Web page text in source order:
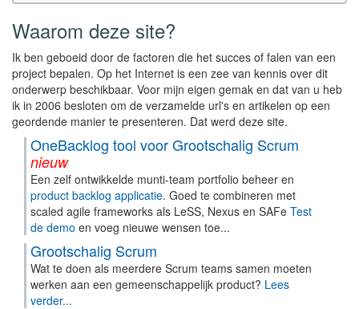
Waarom deze site?
Ik ben geboeid door de factoren die het succes of falen van een
project bepalen. Op het Internet is een zee van kennis over dit
onderwerp beschikbaar. Voor mijn eigen gemak en dat van u heb
ik in 2006 besloten om de verzamelde url's en artikelen op een
geordende manier te presenteren. Dat werd deze site.
OneBacklog tool voor Grootschalig Scrum
nieuw
Een zelf ontwikkelde munti-team portfolio beheer en
product backlog applicatie. Goed te combineren met
scaled agile frameworks als LeSS, Nexus en SAFe Test
de demo en voeg nieuwe wensen toe...
Grootschalig Scrum
Wat te doen als meerdere Scrum teams samen moeten
werken aan een gemeenschappelijk product? Lees
verder...